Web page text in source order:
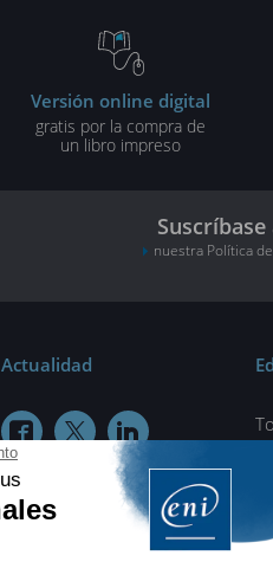
Versión online digital
gratis por la compra de
un libro impreso
nuestra Política
Actualidad
  